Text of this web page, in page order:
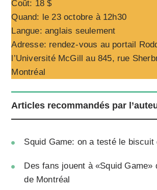
Coût: 18 $
Quand: le 23 octobre à 12h30
Langue: anglais seulement
Adresse: rendez-vous au portail
l’Université McGill au 845, rue
Montréal
Articles recommandés par
Squid Game: on a testé le
Des fans jouent à «Squid Game»
de Montréal